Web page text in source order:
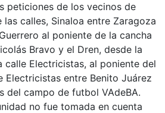
peticiones de los vecinos de
las calles, Sinaloa entre Zaragoza
al poniente de la cancha
Bravo y el Dren, desde la
calle Electricistas, al poniente del
Electricistas entre Benito Juárez
del campo de futbol VAdeBA.
no fue tomada en cuenta